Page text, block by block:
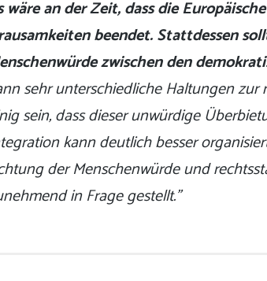
wäre an der Zeit, dass die
beendet. Stattdessen
zwischen den
sehr unterschiedliche Haltungen
sein, dass dieser unwürdige
kann deutlich besser
der Menschenwürde und
in Frage gestellt.”